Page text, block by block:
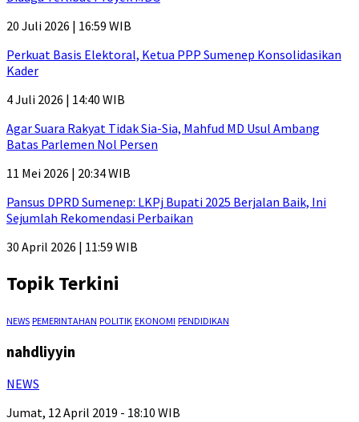
20 Juli 2026 | 16:59 WIB
Perkuat Basis Elektoral, Ketua PPP Sumenep Konsolidasikan
Kader
4 Juli 2026 | 14:40 WIB
Agar Suara Rakyat Tidak Sia-Sia, Mahfud MD Usul Ambang
Batas Parlemen Nol Persen
11 Mei 2026 | 20:34 WIB
Pansus DPRD Sumenep: LKPj Bupati 2025 Berjalan Baik, Ini
Sejumlah Rekomendasi Perbaikan
30 April 2026 | 11:59 WIB
Topik Terkini
NEWS PEMERINTAHAN POLITIK EKONOMI PENDIDIKAN
nahdliyyin
NEWS
Jumat, 12 April 2019 - 18:10 WIB